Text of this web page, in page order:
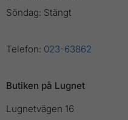
Söndag: Stängt
Telefon: 023-63862
Butiken på Lugnet
Lugnetvägen 16